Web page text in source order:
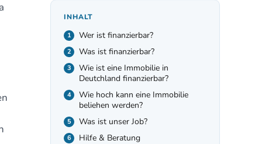
INHALT
Wer ist finanzierbar?
Was ist finanzierbar?
Wie ist eine Immobilie in
Deutchland finanzierbar?
Wie hoch kann eine Immobilie
beliehen werden?
Was ist unser Job?
Hilfe & Beratung